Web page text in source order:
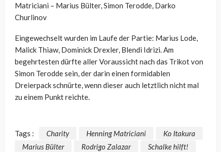
Matriciani – Marius Bülter, Simon Terodde, Darko
Churlinov
Eingewechselt wurden im Laufe der Partie: Marius Lode,
Malick Thiaw, Dominick Drexler, Blendi Idrizi. Am
begehrtesten dürfte aller Voraussicht nach das Trikot von
Simon Terodde sein, der darin einen formidablen
Dreierpack schnürte, wenn dieser auch letztlich nicht mal
zu einem Punkt reichte.
Tags : Charity Henning Matriciani
Ko Itakura
Marius Bülter
Rodrigo Zalazar
Schalke hilft!